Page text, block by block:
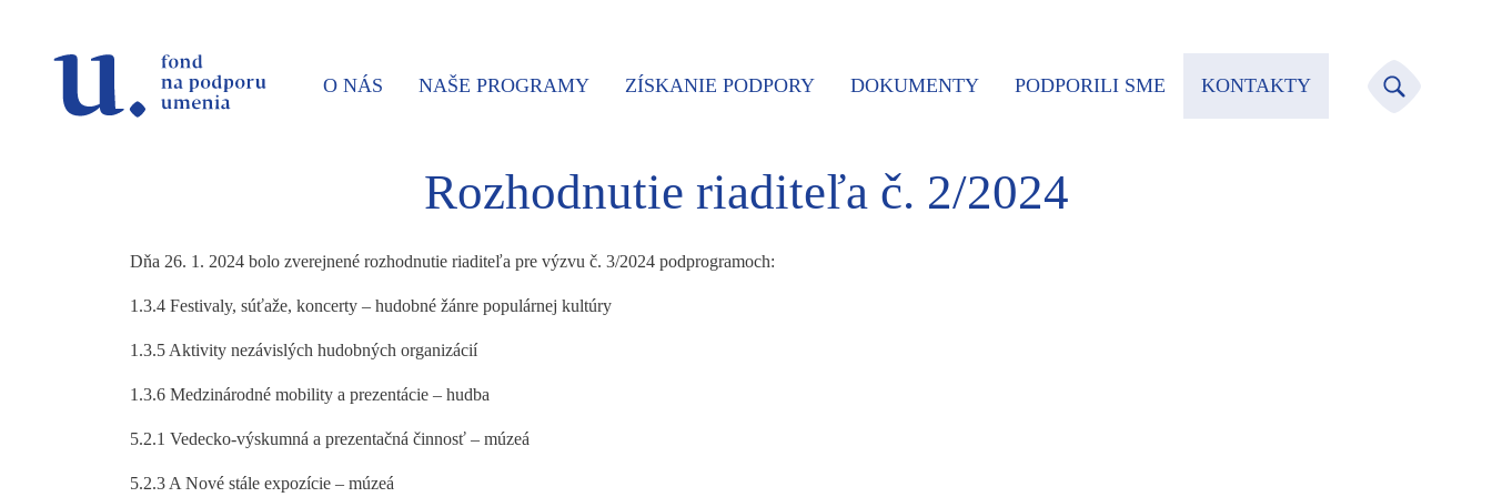
O NÁS NAŠE PROGRAMY ZÍSKANIE PODPORY DOKUMENTY PODPORILI SME KONTAKTY
Rozhodnutie riaditeľa č. 2/2024
Dňa 26. 1. 2024 bolo zverejnené rozhodnutie riaditeľa pre výzvu č. 3/2024 podprogramoch:
1.3.4 Festivaly, súťaže, koncerty – hudobné žánre populárnej kultúry
1.3.5 Aktivity nezávislých hudobných organizácií
1.3.6 Medzinárodné mobility a prezentácie – hudba
5.2.1 Vedecko-výskumná a prezentačná činnosť – múzeá
5.2.3 A Nové stále expozície – múzeá